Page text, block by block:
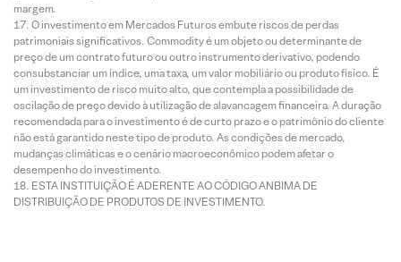
margem.
O investimento em Mercados Futuros embute riscos de perdas
patrimoniais significativos. Commodity é um objeto ou determinante de
preço de um contrato futuro ou outro instrumento derivativo, podendo
consubstanciar um índice, uma taxa, um valor mobiliário ou produto físico. É
um investimento de risco muito alto, que contempla a possibilidade de
oscilação de preço devido à utilização de alavancagem financeira. A duração
recomendada para o investimento é de curto prazo e o patrimônio do cliente
não está garantido neste tipo de produto. As condições de mercado,
mudanças climáticas e o cenário macroeconômico podem afetar o
desempenho do investimento.
ESTA INSTITUIÇÃO É ADERENTE AO CÓDIGO ANBIMA DE
DISTRIBUIÇÃO DE PRODUTOS DE INVESTIMENTO.